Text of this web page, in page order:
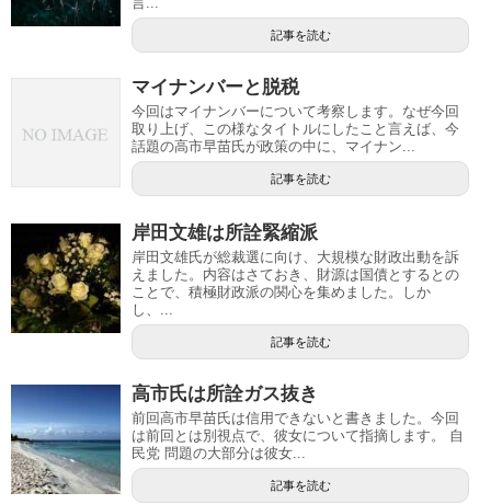
記事を読む
マイナンバーと脱税
今回はマイナンバーについて考察します。なぜ今回
取り上げ、この様なタイトルにしたこと言えば、今
話題の高市早苗氏が政策の中に、マイナン...
記事を読む
岸田文雄は所詮緊縮派
岸田文雄氏が総裁選に向け、大規模な財政出動を訴
えました。内容はさておき、財源は国債とするとの
ことで、積極財政派の関心を集めました。しか
し、...
記事を読む
高市氏は所詮ガス抜き
前回高市早苗氏は信用できないと書きました。今回
は前回とは別視点で、彼女について指摘します。 自
民党 問題の大部分は彼女...
記事を読む